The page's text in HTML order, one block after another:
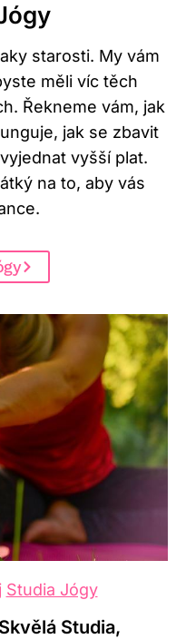
starosti. My vám
měli víc těch
Řekneme vám, jak
jak se zbavit
vyšší plat.
na to, aby vás
Jógy
Žižkov? Top